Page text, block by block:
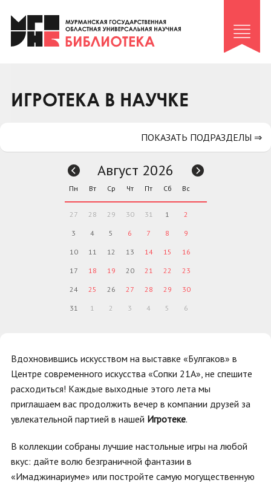
Клуб «Гиря и сельдерей»
Клуб «Семейный архив»
Коллегам
ИГРОТЕКА В НАУЧКЕ
Вдохновившись искусством на выставке «Булгаков» в
Центре современного искусства «Сопки 21А», не спешите
расходиться! Каждые выходные этого лета мы
приглашаем вас продолжить вечер в компании друзей за
увлекательной партией в нашей Игротеке.
В коллекции собраны лучшие настольные игры на любой
вкус: дайте волю безграничной фантазии в
«Имаджинариуме» или постройте самую могущественную
ПОКАЗАТЬ ПОДРАЗДЕЛЫ ⇒
Август 2026
Пн Вт Ср Чт Пт Сб Вс
27 28 29 30 31 1 2
3 4 5 6 7 8 9
10 11 12 13 14 15 16
17 18 19 20 21 22 23
24 25 26 27 28 29 30
31 1 2 3 4 5 6